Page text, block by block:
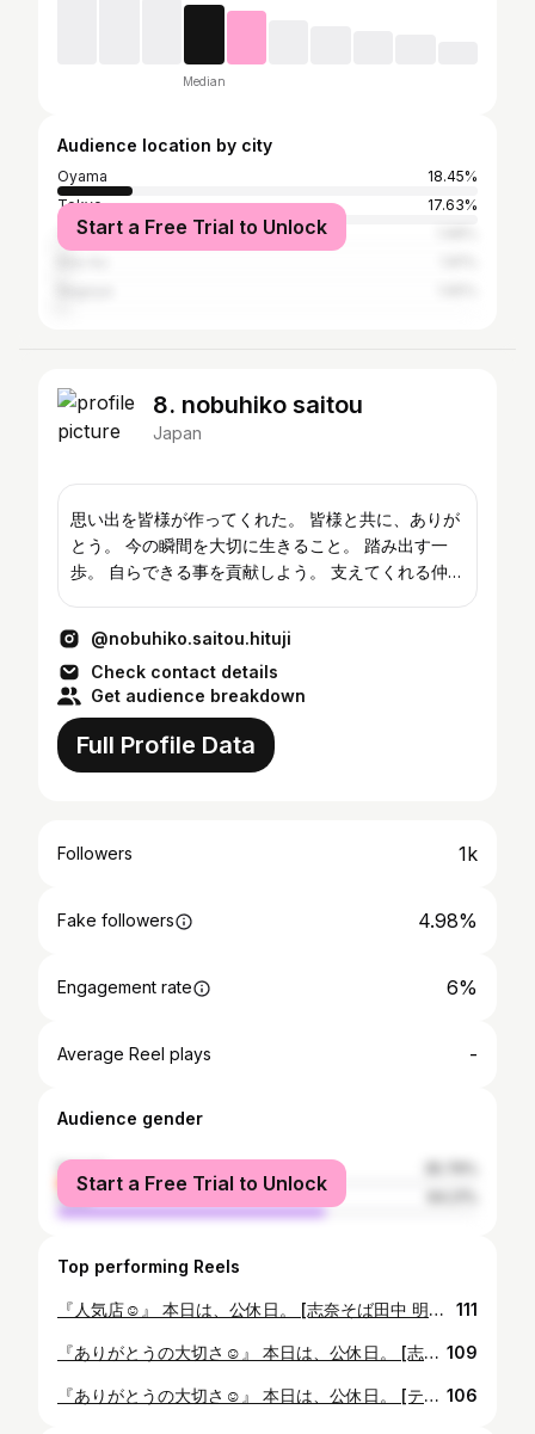
Median
Audience location by city
Oyama
18.45%
Tokyo
17.63%
YukiStart a Free Trial to Unlock
8. nobuhiko saitou
Japan
思い出を皆様が作ってくれた。 皆様と共に、ありが
とう。 今の瞬間を大切に生きること。 踏み出す一
歩。 自らできる事を貢献しよう。 支えてくれる仲間
@nobuhiko.saitou.hituji
Check contact details
Get audience breakdown
Full Profile Data
Followers 1k
Fake followers 4.98%
Engagement rate 6%
Average Reel plays -
Audience gender
female
male
Start a Free Trial to Unlock
Top performing Reels
『人気店☺️』 本日は、公休日。 [志奈そば田中 明神下店]に行ってきました。 #千代田区 #地域の大切さ #人気店 #志奈そば田なかsecond #ホッとした #休日 111
『ありがとうの大切さ☺️』 本日は、公休日。 [志奈そば田中 明神下店]に行ってきました。 大切な、嬉しいひとときでした。 素敵な優しい、田中店主( ´ー`) 奥様にも宜しくお伝えください。 いつまでも応援させていただきます。 ずっと支えになってます。 嬉しかったです✨ 従業員の皆様、 にぼたん、肉めし、美味しかったです。 ごちそうさまでした。 おかげさまで、 励みいただきました✨ 皆様にとっても幸せでありますように🍀 #千代田区 #地域の大切さ #支える力 #落ち着ける #達人 #大切な人 #スーパースター☆ #東京ラーメンオブザイヤー #TRY #感動のかたち #皆様に感謝 #ホッとした #休日 109
『ありがとうの大切さ☺️』 本日は、公休日。 [テテマルシェ]にて。 大切な、嬉しいひとときでした♪ 素敵な優しい、永山さん( ´ー`) いつまでも応援させていただきます。 おかげさまで、 嬉しい１日になっております。 皆様にとっても良い日になりますように。 笑顔でいられますように🍀 #栃木県 #地域活性化 #テテマルシェ #ロースイーツ🍮✨ #達人 #大切な人 #かぼちゃ #めっちゃ美味しい😊 #ホッとした #休日 #皆様に感謝 106